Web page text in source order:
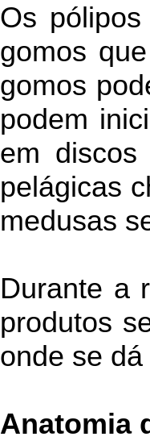
Os pólipos
gomos
gomos
podem
em discos
pelágicas
medusas
Durante a
produtos
onde se
Anatomia